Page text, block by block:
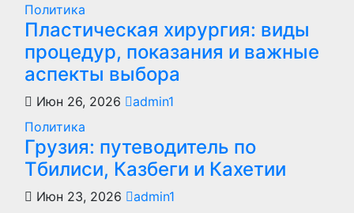
Политика
Пластическая хирургия: виды
процедур, показания и важные
аспекты выбора
Июн 26, 2026
admin1
Политика
Грузия: путеводитель по
Тбилиси, Казбеги и Кахетии
Июн 23, 2026
admin1